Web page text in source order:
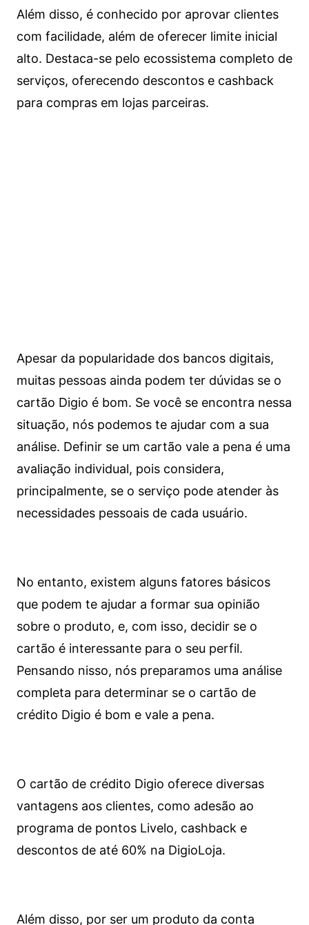
Além disso, é conhecido por aprovar clientes
com facilidade, além de oferecer limite inicial
alto. Destaca-se pelo ecossistema completo de
serviços, oferecendo descontos e cashback
para compras em lojas parceiras.
Apesar da popularidade dos bancos digitais,
muitas pessoas ainda podem ter dúvidas se o
cartão Digio é bom. Se você se encontra nessa
situação, nós podemos te ajudar com a sua
análise. Definir se um cartão vale a pena é uma
avaliação individual, pois considera,
principalmente, se o serviço pode atender às
necessidades pessoais de cada usuário.
No entanto, existem alguns fatores básicos
que podem te ajudar a formar sua opinião
sobre o produto, e, com isso, decidir se o
cartão é interessante para o seu perfil.
Pensando nisso, nós preparamos uma análise
completa para determinar se o cartão de
crédito Digio é bom e vale a pena.
O cartão de crédito Digio oferece diversas
vantagens aos clientes, como adesão ao
programa de pontos Livelo, cashback e
descontos de até 60% na DigioLoja.
Além disso, por ser um produto da conta